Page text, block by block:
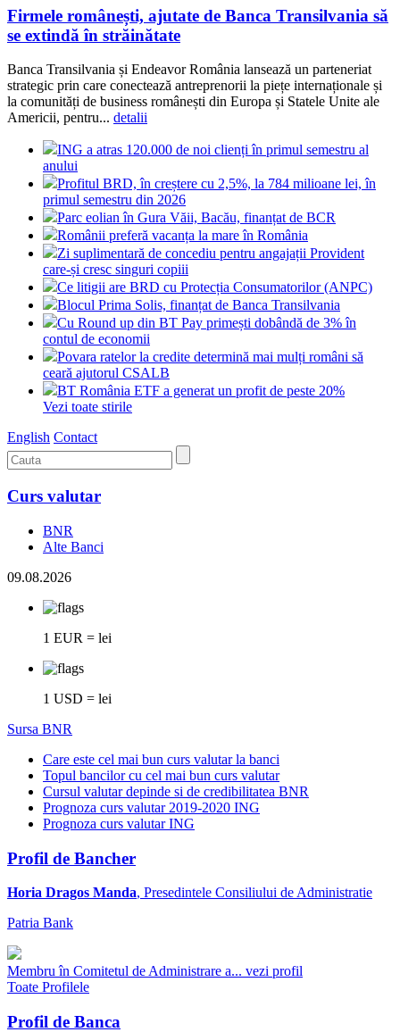
Firmele românești, ajutate de Banca Transilvania să
se extindă în străinătate
Banca Transilvania și Endeavor România lansează un parteneriat
strategic prin care conectează antreprenorii la piețe internaționale și
la comunități de business românești din Europa și Statele Unite ale
Americii, pentru... detalii
ING a atras 120.000 de noi clienți în primul semestru al
anului
Profitul BRD, în creștere cu 2,5%, la 784 milioane lei, în
primul semestru din 2026
Parc eolian în Gura Văii, Bacău, finanțat de BCR
Românii preferă vacanța la mare în România
Zi suplimentară de concediu pentru angajații Provident
care-și cresc singuri copiii
Ce litigii are BRD cu Protecția Consumatorilor (ANPC)
Blocul Prima Solis, finanțat de Banca Transilvania
Cu Round up din BT Pay primești dobândă de 3% în
contul de economii
Povara ratelor la credite determină mai mulți români să
ceară ajutorul CSALB
BT România ETF a generat un profit de peste 20%
Vezi toate stirile
English Contact
Curs valutar
BNR
Alte Banci
09.08.2026
1 EUR = lei
1 USD = lei
Sursa BNR
Care este cel mai bun curs valutar la banci
Topul bancilor cu cel mai bun curs valutar
Cursul valutar depinde si de credibilitatea BNR
Prognoza curs valutar 2019-2020 ING
Prognoza curs valutar ING
Profil de Bancher
Horia Dragos Manda, Presedintele Consiliului de Administratie
Patria Bank
Membru în Comitetul de Administrare a... vezi profil
Toate Profilele
Profil de Banca